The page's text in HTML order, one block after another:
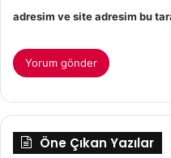
adresim ve site adresim bu
Öne Çıkan Yazılar